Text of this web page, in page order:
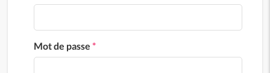
Mot de passe *